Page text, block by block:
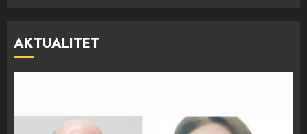
AKTUALITET